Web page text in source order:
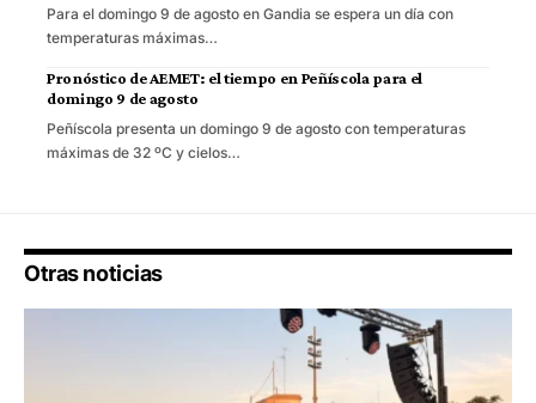
Para el domingo 9 de agosto en Gandia se espera un día con
temperaturas máximas…
Pronóstico de AEMET: el tiempo en Peñíscola para el
domingo 9 de agosto
Peñíscola presenta un domingo 9 de agosto con temperaturas
máximas de 32 ºC y cielos…
Otras noticias